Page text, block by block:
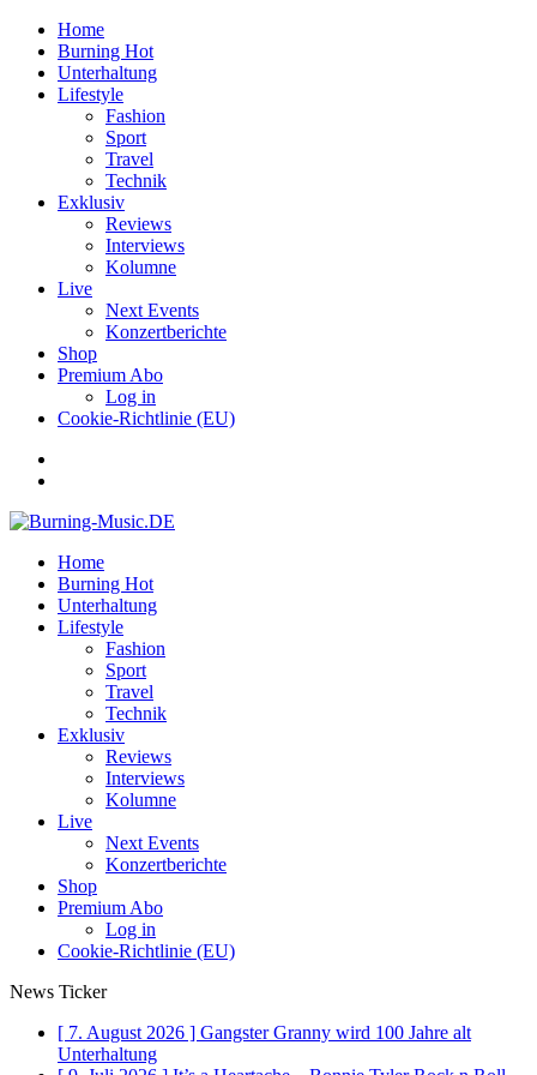
Home
Burning Hot
Unterhaltung
Lifestyle
Fashion
Sport
Travel
Technik
Exklusiv
Reviews
Interviews
Kolumne
Live
Next Events
Konzertberichte
Shop
Premium Abo
Log in
Cookie-Richtlinie (EU)
Home
Burning Hot
Unterhaltung
Lifestyle
Fashion
Sport
Travel
Technik
Exklusiv
Reviews
Interviews
Kolumne
Live
Next Events
Konzertberichte
Shop
Premium Abo
Log in
Cookie-Richtlinie (EU)
News Ticker
[ 7. August 2026 ] Gangster Granny wird 100 Jahre alt
Unterhaltung